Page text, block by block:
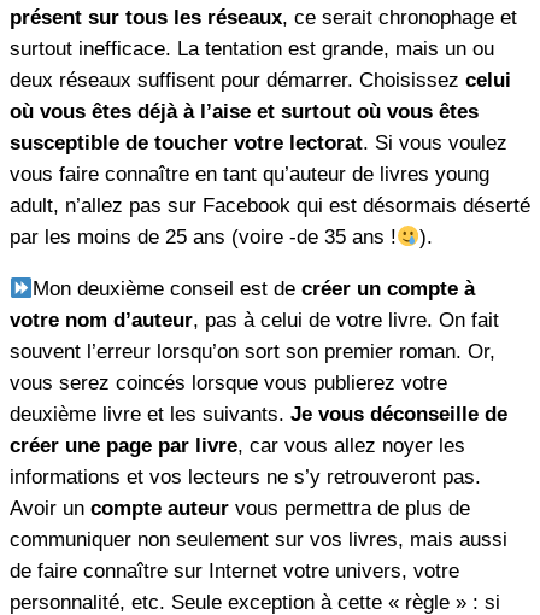
présent sur tous les réseaux, ce serait chronophage et
surtout inefficace. La tentation est grande, mais un ou
deux réseaux suffisent pour démarrer. Choisissez celui
où vous êtes déjà à l’aise et surtout où vous êtes
susceptible de toucher votre lectorat. Si vous voulez
vous faire connaître en tant qu’auteur de livres young
adult, n’allez pas sur Facebook qui est désormais déserté
par les moins de 25 ans (voire -de 35 ans !
).
Mon deuxième conseil est decréer un compte à
votre nom d’auteur, pas à celui de votre livre. On fait
souvent l’erreur lorsqu’on sort son premier roman. Or,
vous serez coincés lorsque vous publierez votre
deuxième livre et les suivants. Je vous déconseille de
créer une page par livre, car vous allez noyer les
informations et vos lecteurs ne s’y retrouveront pas.
Avoir un compte auteur vous permettra de plus de
communiquer non seulement sur vos livres, mais aussi
de faire connaître sur Internet votre univers, votre
personnalité, etc. Seule exception à cette « règle » : si